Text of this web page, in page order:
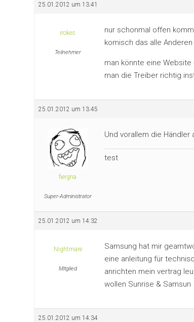
25.01.2012 um 13:41
irokes
Teilnehmer
nur schonmal offen
komisch das alle
man könnte eine
man die Treiber richtig
25.01.2012 um 13:45
fiergna
Super-Administrator
Und vorallem die
test
25.01.2012 um 14:32
Nightmare
Mitglied
Samsung hat mir
eine anleitung für
anrichten mein vertrag
wollen Sunrise & Samsun
25.01.2012 um 14:34